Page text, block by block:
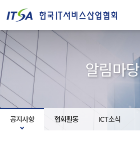
알림마당
공지사항 협회활동 ICT소식